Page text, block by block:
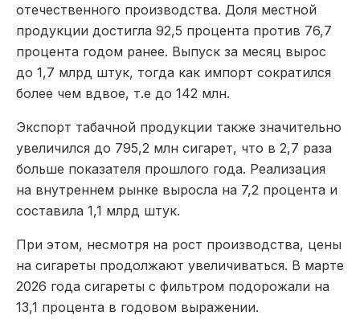
отечественного производства. Доля местной
продукции достигла 92,5 процента против 76,7
процента годом ранее. Выпуск за месяц вырос
до 1,7 млрд штук, тогда как импорт сократился
более чем вдвое, т.е до 142 млн.
Экспорт табачной продукции также значительно
увеличился до 795,2 млн сигарет, что в 2,7 раза
больше показателя прошлого года. Реализация
на внутреннем рынке выросла на 7,2 процента и
составила 1,1 млрд штук.
При этом, несмотря на рост производства, цены
на сигареты продолжают увеличиваться. В марте
2026 года сигареты с фильтром подорожали на
13,1 процента в годовом выражении.